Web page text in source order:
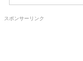
スポンサーリンク